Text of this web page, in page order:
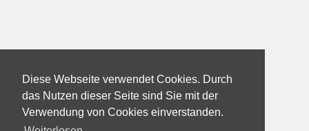
Diese Webseite verwendet Cookies. Durch
das Nutzen dieser Seite sind Sie mit der
Verwendung von Cookies einverstanden.